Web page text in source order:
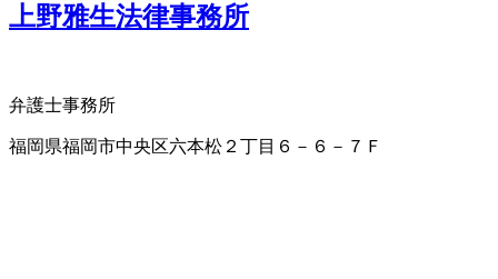
上野雅生法律事務所
弁護士事務所
福岡県福岡市中央区六本松２丁目６－６－７Ｆ